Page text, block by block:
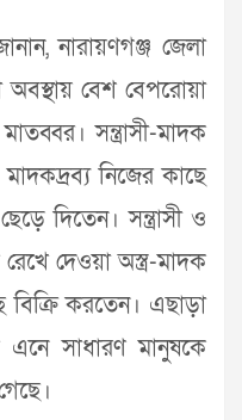
নারায়ণগঞ্জ জেলা
বেশ বেপরোয়া
সন্ত্রাসী-মাদক
নিজের কাছে
দিতেন। সন্ত্রাসী ও
দেওয়া অস্ত্র-মাদক
বিক্রি করতেন। এছাড়া
এনে সাধারণ মানুষকে